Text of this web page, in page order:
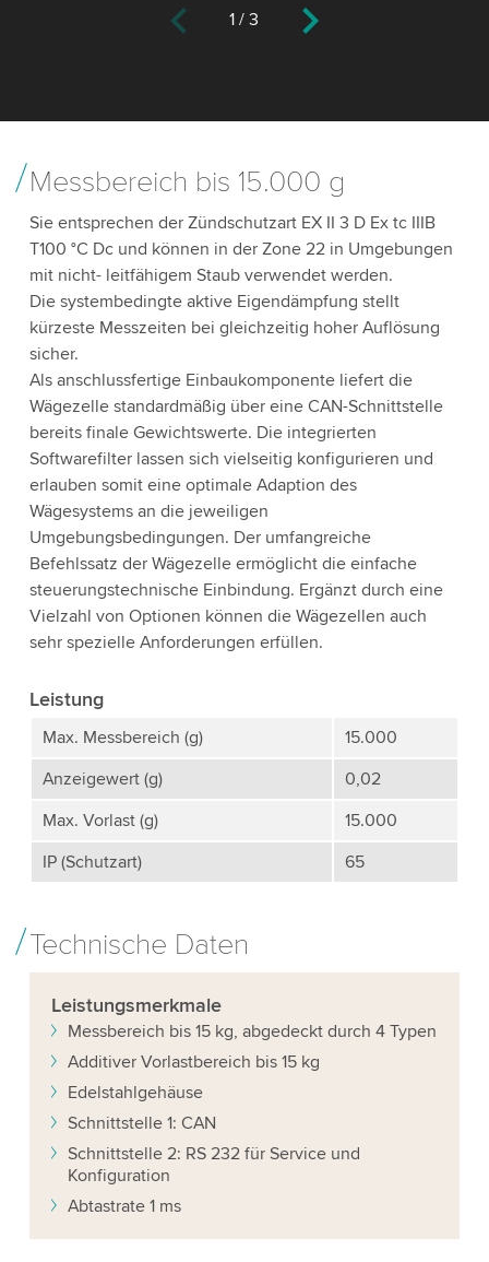
1 /3
Messbereich bis 15.000 g
Sie entsprechen der Zündschutzart EX II 3 D Ex tc IIIB
T100 °C Dc und können in der Zone 22 in Umgebungen
mit nicht- leitfähigem Staub verwendet werden.
Die systembedingte aktive Eigendämpfung stellt
kürzeste Messzeiten bei gleichzeitig hoher Auﬂösung
sicher.
Als anschlussfertige Einbaukomponente liefert die
Wägezelle standardmäßig über eine CAN-Schnittstelle
bereits ﬁnale Gewichtswerte. Die integrierten
Softwareﬁlter lassen sich vielseitig konﬁgurieren und
erlauben somit eine optimale Adaption des
Wägesystems an die jeweiligen
Umgebungsbedingungen. Der umfangreiche
Befehlssatz der Wägezelle ermöglicht die einfache
steuerungstechnische Einbindung. Ergänzt durch eine
Vielzahl von Optionen können die Wägezellen auch
sehr spezielle Anforderungen erfüllen.
Leistung
Max. Messbereich (g)
15.000
Anzeigewert (g)
0,02
Max. Vorlast (g)
15.000
IP (Schutzart)
65
Technische Daten
Leistungsmerkmale
Messbereich bis 15 kg, abgedeckt durch 4 Typen
Additiver Vorlastbereich bis 15 kg
Edelstahlgehäuse
Schnittstelle 1: CAN
Schnittstelle 2: RS 232 für Service und
Konfiguration
Abtastrate 1 ms